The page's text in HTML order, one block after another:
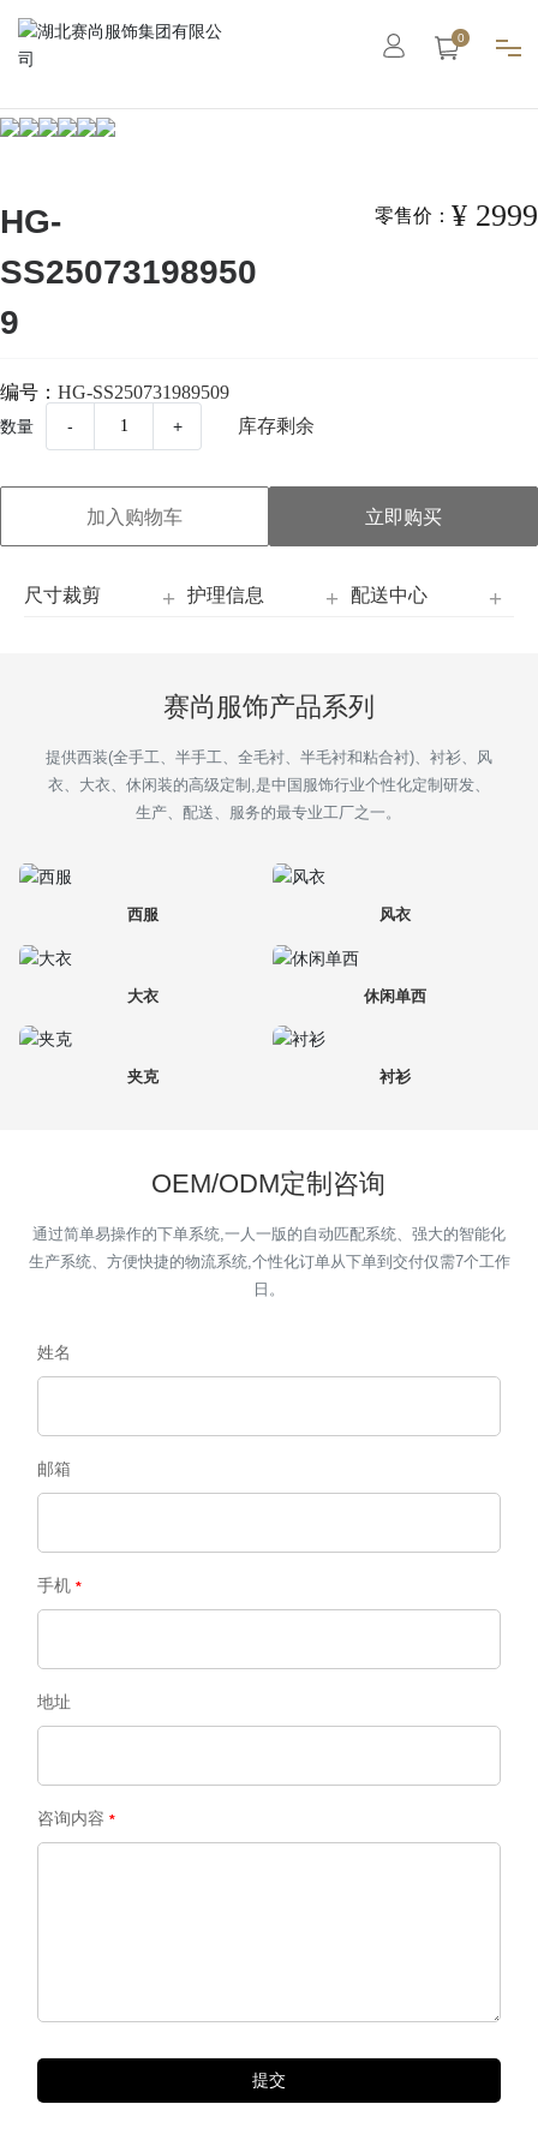
首页
智能工厂
职业装
联系我们
0
HG-
SS25073198950
9
零售价： ¥ 2999
编号： HG-SS250731989509
数量 - + 库存剩余
加入购物车 立即购买
尺寸裁剪 护理信息 配送中心
赛尚服饰产品系列
提供西装(全手工、半手工、全毛衬、半毛衬和粘合衬)、衬衫、风
衣、大衣、休闲装的高级定制,是中国服饰行业个性化定制研发、
生产、配送、服务的最专业工厂之一。
西服 风衣
大衣 休闲单西
夹克 衬衫
OEM/ODM定制咨询
通过简单易操作的下单系统,一人一版的自动匹配系统、强大的智能化
生产系统、方便快捷的物流系统,个性化订单从下单到交付仅需7个工作
日。
姓名
邮箱
手机
地址
咨询内容
提交